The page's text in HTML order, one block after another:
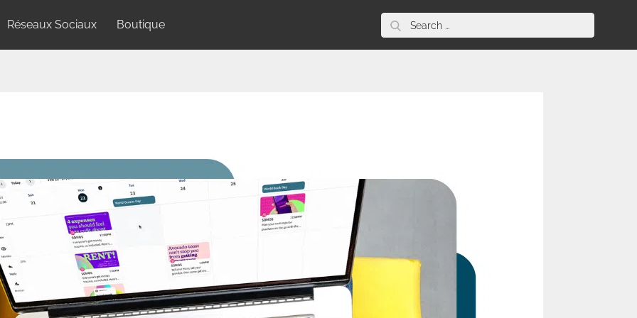
Réseaux Sociaux Boutique
Search
for: